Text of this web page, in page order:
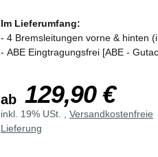
Im Lieferumfang:
- 4 Bremsleitungen vorne & hinten
- ABE Eingtragungsfrei [ABE -
ab 129,90 €
inkl. 19% USt. , Versandkostenfreie
Lieferung